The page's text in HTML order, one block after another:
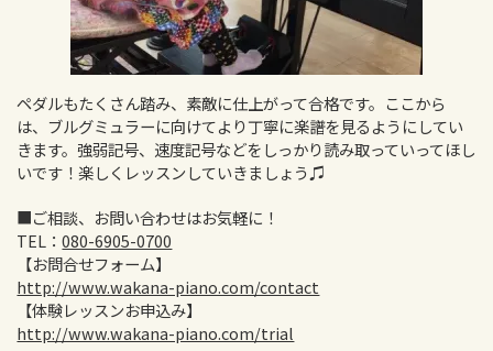
ペダルもたくさん踏み、素敵に仕上がって合格です。ここから
は、ブルグミュラーに向けてより丁寧に楽譜を見るようにしてい
きます。強弱記号、速度記号などをしっかり読み取っていってほし
いです！楽しくレッスンしていきましょう♫
■ご相談、お問い合わせはお気軽に！
TEL：080-6905-0700
【お問合せフォーム】
http://www.wakana-piano.com/contact
【体験レッスンお申込み】
http://www.wakana-piano.com/trial